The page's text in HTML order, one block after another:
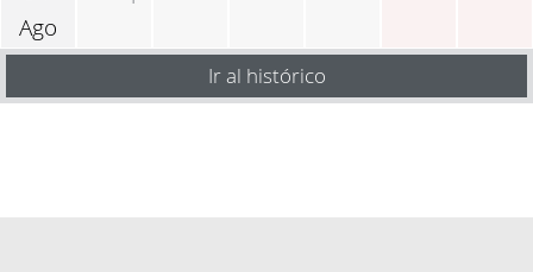
Ago
Ir al histórico